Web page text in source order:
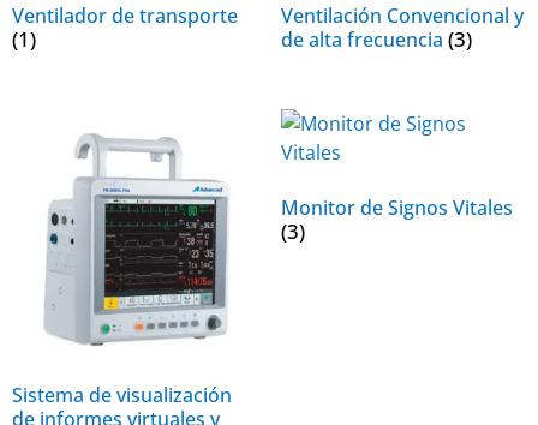
Ventilador de transporte
(1)
Ventilación Convencional y
de alta frecuencia (3)
Sistema de visualización
de informes virtuales y
Monitor de Signos Vitales
(3)